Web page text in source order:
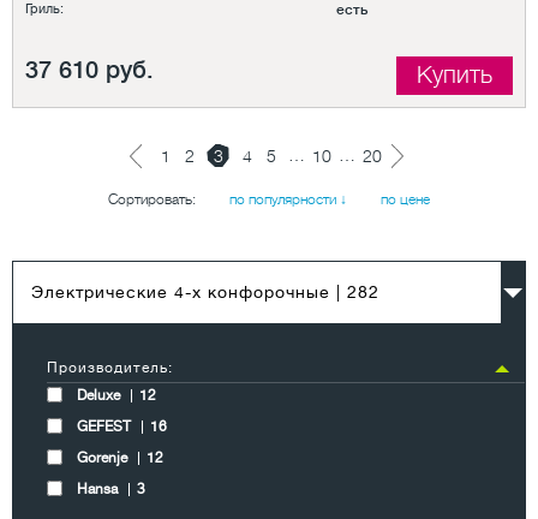
Гриль: есть
37 610 руб. Купить
1 2 3 4 5 10 20
Сортировать: по популярности ↓ по цене
Электрические 4-х конфорочные | 282
Производитель:
Deluxe
12
GEFEST
16
Gorenje
12
Hansa
3